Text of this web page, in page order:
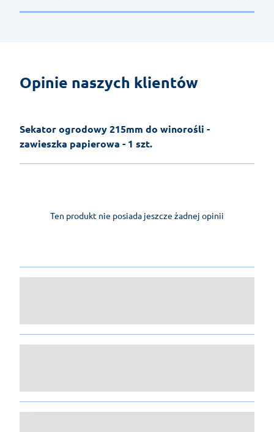
Opinie naszych klientów
Sekator ogrodowy 215mm do winorośli -
zawieszka papierowa - 1 szt.
Ten produkt nie posiada jeszcze żadnej opinii